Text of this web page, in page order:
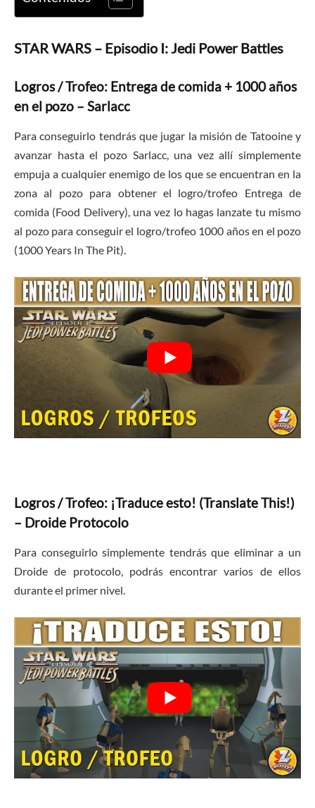
STAR WARS – Episodio I: Jedi Power Battles
Logros / Trofeo: Entrega de comida + 1000 años
en el pozo – Sarlacc
Para conseguirlo tendrás que jugar la misión de Tatooine y
avanzar hasta el pozo Sarlacc, una vez allí simplemente
empuja a cualquier enemigo de los que se encuentran en la
zona al pozo para obtener el logro/trofeo Entrega de
comida (Food Delivery), una vez lo hagas lanzate tu mismo
al pozo para conseguir el logro/trofeo 1000 años en el pozo
(1000 Years In The Pit).
Logros / Trofeo: ¡Traduce esto! (Translate This!)
– Droide Protocolo
Para conseguirlo simplemente tendrás que eliminar a un
Droide de protocolo, podrás encontrar varios de ellos
durante el primer nivel.